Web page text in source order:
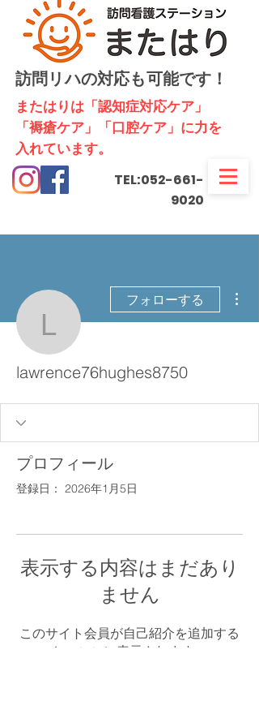
訪問リハの対応も可能です！
​またはりは「認知症対応ケア」
「褥瘡ケア」「口腔ケア」に力を
入れています。
TEL:052-661-
9020
フォローする
lawrence76hughes8750
プロフィール
登録日： 2026年1月5日
表示する内容はまだあり
ません
このサイト会員が自己紹介を追加する
と、ここに表示されます。